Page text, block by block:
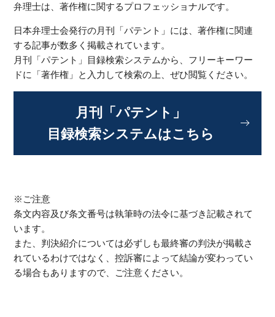
弁理士は、著作権に関するプロフェッショナルです。
日本弁理士会発行の月刊「パテント」には、著作権に関連
する記事が数多く掲載されています。
月刊「パテント」目録検索システムから、フリーキーワー
ドに「著作権」と入力して検索の上、ぜひ閲覧ください。
月刊「パテント」
目録検索システムはこちら
※ご注意
条文内容及び条文番号は執筆時の法令に基づき記載されて
います。
また、判決紹介については必ずしも最終審の判決が掲載さ
れているわけではなく、控訴審によって結論が変わってい
る場合もありますので、ご注意ください。